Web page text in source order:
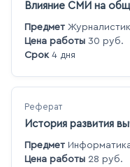
Влияние СМИ на
Предмет
Цена работы 30 руб.
Срок4 дня
Реферат
История развития
Предмет
Цена работы 28 руб.